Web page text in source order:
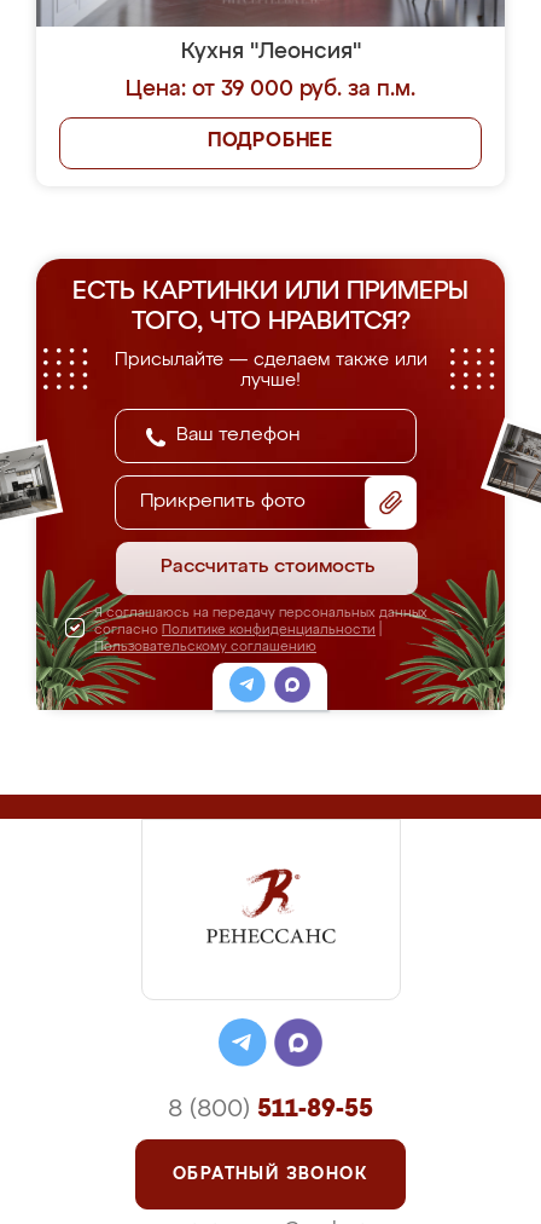
Кухня "Леонсия"
Цена: от 39 000 руб. за п.м.
ПОДРОБНЕЕ
ЕСТЬ КАРТИНКИ ИЛИ ПРИМЕРЫ
ТОГО, ЧТО НРАВИТСЯ?
Присылайте — сделаем также или
лучше!
Прикрепить фото
Рассчитать стоимость
Я соглашаюсь на передачу персональных данных
согласно Политике конфиденциальности
Пользовательскому соглашению
8 (800) 511-89-55
ОБРАТНЫЙ ЗВОНОК